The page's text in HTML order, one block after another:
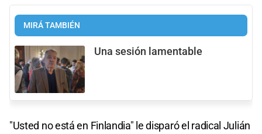
MIRÁ TAMBIÉN
Una sesión lamentable
"Usted no está en Finlandia" le disparó el radical Julián